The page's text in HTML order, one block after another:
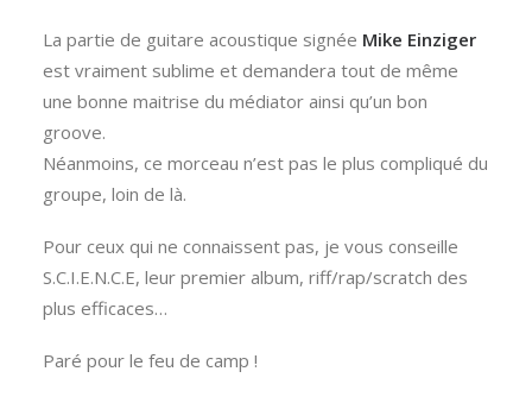
La partie de guitare acoustique signée Mike Einziger
est vraiment sublime et demandera tout de même
une bonne maitrise du médiator ainsi qu’un bon
groove.
Néanmoins, ce morceau n’est pas le plus compliqué du
groupe, loin de là.
Pour ceux qui ne connaissent pas, je vous conseille
S.C.I.E.N.C.E, leur premier album, riff/rap/scratch des
plus efficaces…
Paré pour le feu de camp !